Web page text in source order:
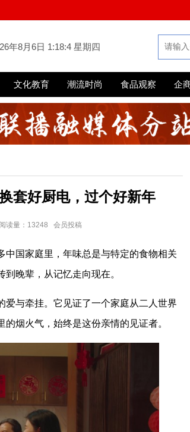
年8月6日 1:18:4 星期四
文化教育 潮流时尚 食品观察 企
套好厨电，过个好新年
读量：13248 会员投稿
国家庭里，年味总是与特定的食物相关
晚辈，从记忆走向现在。
与牵挂。它见证了一个家庭从二人世界
烟火气，始终是这份亲情的见证者。